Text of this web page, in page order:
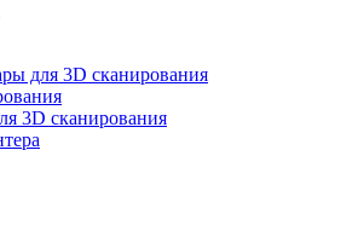
для 3D сканирования
3D сканирования